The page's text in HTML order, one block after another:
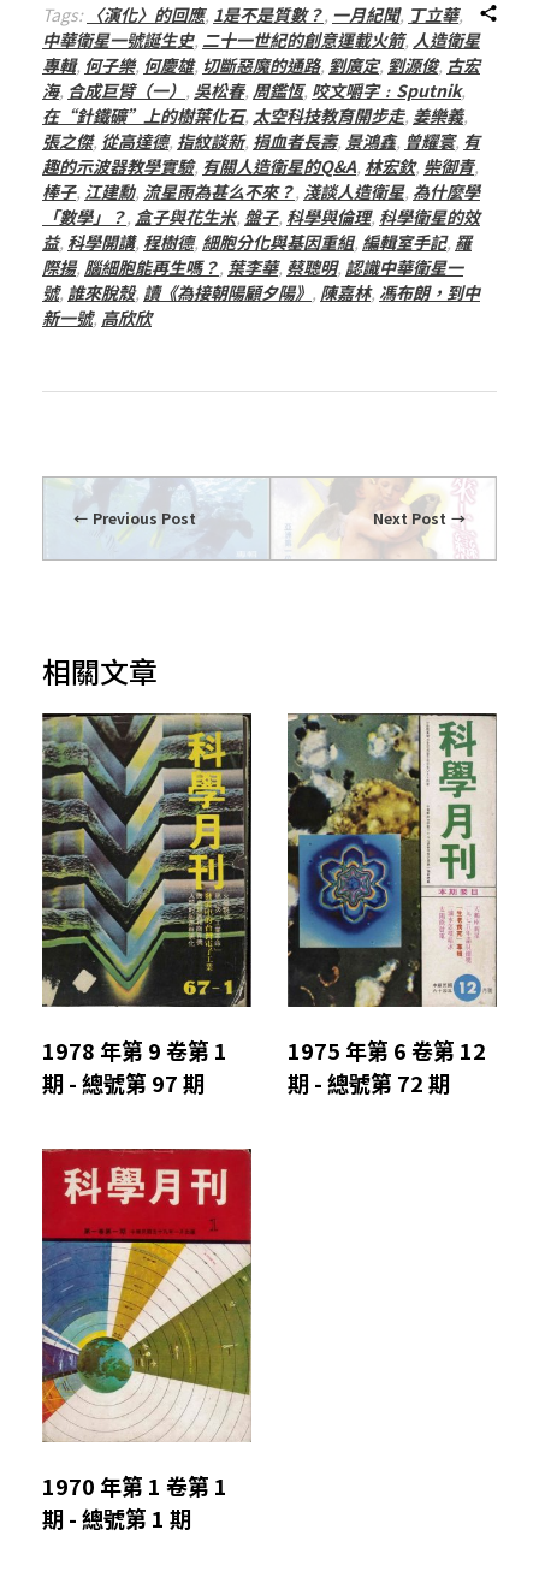
Tags: 〈演化〉的回應, 1是不是質數？, 一月紀聞, 丁立華,
中華衛星一號誕生史, 二十一世紀的創意運載火箭, 人造衛星
專輯, 何子樂, 何慶雄, 切斷惡魔的通路, 劉廣定, 劉源俊, 古宏
海, 合成巨臂（一） , 吳松春, 周鑑恆, 咬文嚼字﹕Sputnik,
在“針鐵礦”上的樹葉化石, 太空科技教育開步走, 姜樂義,
張之傑, 從高達德, 指紋談新, 捐血者長壽, 景鴻鑫, 曾耀寰, 有
趣的示波器教學實驗, 有關人造衛星的Q&A, 林宏欽, 柴御青,
棒子, 江建勳, 流星雨為甚么不來？, 淺談人造衛星, 為什麼學
「數學」？, 盒子與花生米, 盤子, 科學與倫理, 科學衛星的效
益, 科學開講, 程樹德, 細胞分化與基因重組, 編輯室手記, 羅
際揚, 腦細胞能再生嗎？, 葉李華, 蔡聰明, 認識中華衛星一
號, 誰來脫殼, 讀《為接朝陽顧夕陽》 , 陳嘉林, 馮布朗，到中
新一號, 高欣欣
Previous Post Next Post
相關文章
1978 年第 9 卷第 1
期 - 總號第 97 期
1975 年第 6 卷第 12
期 - 總號第 72 期
1970 年第 1 卷第 1
期 - 總號第 1 期